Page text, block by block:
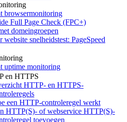
browsermonitoring
Full Page Check (FPC+)
domeingroepen
website snelheidstest: PageSpeed
uptime monitoring
en HTTPS
HTTP- en HTTPS-
een HTTP-controleregel werkt
HTTP(S)- of webservice HTTP(S)-
toevoegen